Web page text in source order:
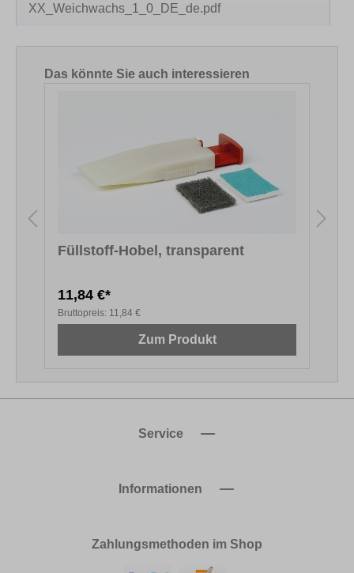
XX_Weichwachs_1_0_DE_de.pdf
Produktgalerie überspringen
Das könnte Sie auch interessieren
Füllstoff-Hobel, transparent
11,84 €*
Bruttopreis: 11,84 €
Zum Produkt
Service
Informationen
Zahlungsmethoden im Shop